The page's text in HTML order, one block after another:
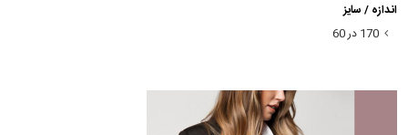
اندازه / سایز
170 در 60